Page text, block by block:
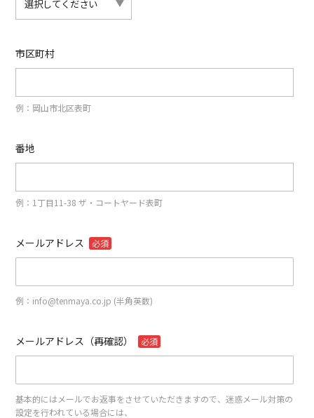
市区町村
例：岡山市北区表町
番地
例：1丁目11-38 ザ・コートヤード表町
メールアドレス 必須
例：info@tenmaya.co.jp (半角英数)
メールアドレス（再確認） 必須
基本的にはメールでお返事をさせていただきますので、迷惑メール対策の
設定を行われている場合には、